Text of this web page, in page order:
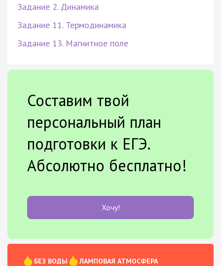
Задание 2. Динамика
Задание 11. Термодинамика
Задание 13. Магнитное поле
Составим твой
персональный план
подготовки к ЕГЭ.
Абсолютно бесплатно!
Хочу!
БЕЗ ВОДЫ
ЛАМПОВАЯ АТМОСФЕРА